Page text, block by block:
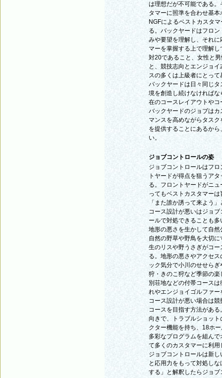
は理想だが不可能である
タマーに照準を合わせ基
NGFによるベストカスタ
る。バックヤードはフロ
みや要望を理解し、それ
マーを掌握する上で理解
対20であること、女性と
と、競技志向とエンジョ
スの多くは上級者にとっ
バックヤードは日々同じ
境を創造し続けなければ
在のコースレイアウトや
バックヤードのジョブは
マンスを高めながらタス
を提供することにあるか
い。
ジョブコントロールの姿
ジョブコントロールはフ
トヤードが得点を狙うア
る。フロントヤードがニ
ってもベストカスタマー
「また誰か誘って来よう
コース設計が悪いはジョ
ールで対処できることも多
地形の悪さを生かして自
自然の野草や野鳥を大切
生のリスや野うさぎがコ
る。地形の悪さやアクセ
ック気分で小川のせせら
狩・きのこ狩など季節の
別荘地などの付帯コース
れやエンジョイゴルファ
コース設計が悪い場合は
コースを目指す方法があ
向きで、トラブルショッ
クター機能を持ち、18ホ
多彩なプログラムを組ん
て多くのカスタマーに利
ジョブコントロールは新
と応用力をもって対処し
する」と解釈したらジョ